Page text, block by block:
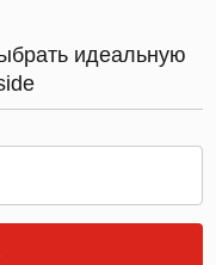
идеальную